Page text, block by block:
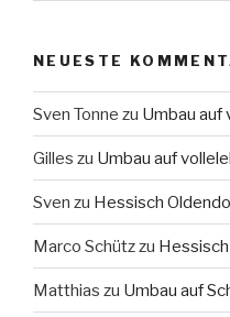
NEUESTE
Sven Tonne zu Umbau auf
Gilles zu Umbau auf
Sven zu Hessisch
Marco Schützzu
Matthias zu Umbau auf